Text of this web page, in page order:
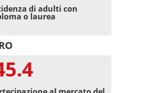
di adulti con
o laurea